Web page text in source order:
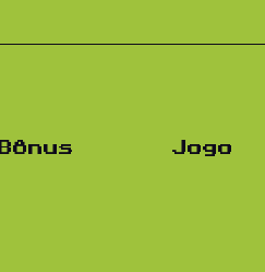
Bônus Jogo